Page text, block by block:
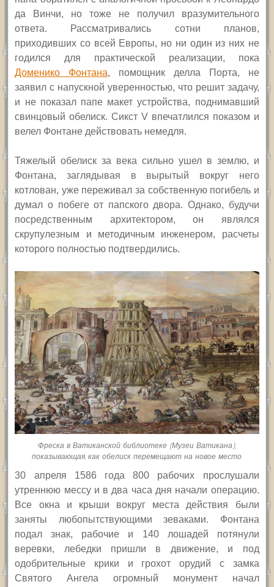
да Винчи, но тоже не получил вразумительного
ответа. Рассматривались сотни планов,
приходивших со всей Европы, но ни один из них не
годился для практической реализации, пока
Доменико Фонтана, помощник делла Порта, не
заявил с напускной уверенностью, что решит задачу,
и не показал папе макет устройства, поднимавший
свинцовый обелиск.Сикст V впечатлился показом и
велел Фонтане действовать немедля.
Тяжелый обелиск за века сильно ушел в землю, и
Фонтана, заглядывая в вырытый вокруг него
котлован, уже переживал за собственную погибель и
думал о побеге от папского двора. Однако, будучи
посредственным архитектором, он являлся
скрупулезным и методичным инженером, расчеты
которого полностью подтвердились.
Фреска в Ватиканской библиотеке (Музеи Ватикана),
показывающая, как обелиск перемещают на новое место
30 апреля 1586 года 800 рабочих прослушали
утреннюю мессу и в два часа дня начали операцию.
Все окна и крыши вокруг места действия были
заняты любопытствующими зеваками. Фонтана
подал знак, рабочие и 140 лошадей потянули
веревки, лебедки пришли в движение, и под
одобрительные крики и грохот орудий с замка
Святого Ангела огромный монумент начал